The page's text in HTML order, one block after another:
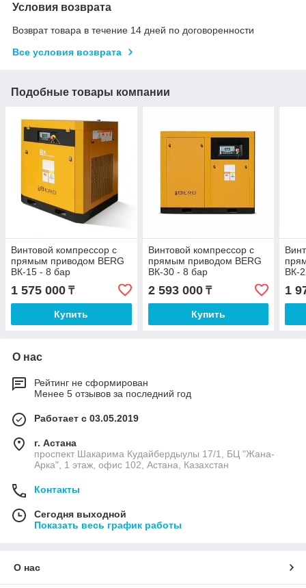
Условия возврата
Возврат товара в течение 14 дней по договоренности
Все условия возврата
Подобные товары компании
Винтовой компрессор с
прямым приводом BERG
ВК-15 - 8 бар
1 575 000 ₸
Купить
Винтовой компрессор с
прямым приводом BERG
ВК-30 - 8 бар
2 593 000₸
Купить
ВК-
1
О нас
Рейтинг не сформирован
Менее 5 отзывов за последний год
Работает с 03.05.2019
г. Астана
проспект Шакарима Кудайбердыулы 17/1, БЦ "Жана-
Арка", 1 этаж, офис 102, Астана, Казахстан
Контакты
Сегодня выходной
Показать весь график работы
О нас